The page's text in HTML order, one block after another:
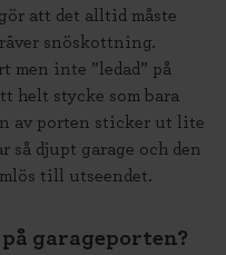
att det alltid måste
snöskottning.
inte ”ledad” på
helt stycke som bara
av porten sticker ut lite
så djupt garage och den
till utseendet.
garageporten?